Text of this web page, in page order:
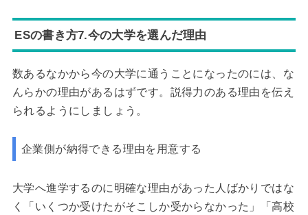
ESの書き方7.今の大学を選んだ理由
数あるなかから今の大学に通うことになったのには、な
んらかの理由があるはずです。説得力のある理由を伝え
られるようにしましょう。
企業側が納得できる理由を用意する
大学へ進学するのに明確な理由があった人ばかりではな
く「いくつか受けたがそこしか受からなかった」「高校